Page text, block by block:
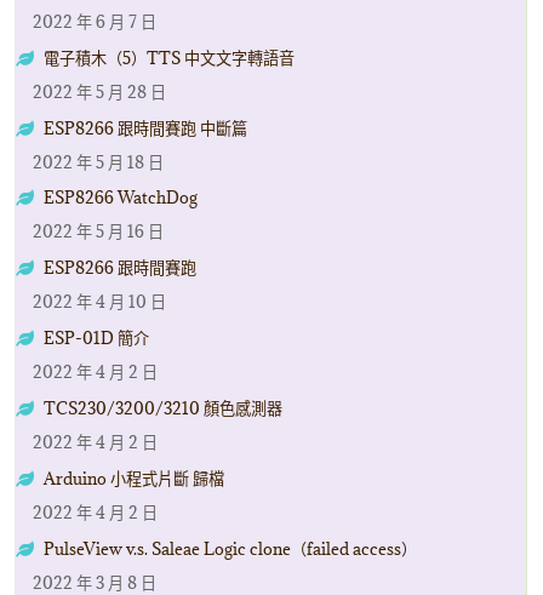
2022 年 6 月 7 日
電子積木（5）TTS 中文文字轉語音
2022 年 5 月 28 日
ESP8266 跟時間賽跑 中斷篇
2022 年 5 月 18 日
ESP8266 WatchDog
2022 年 5 月 16 日
ESP8266 跟時間賽跑
2022 年 4 月 10 日
ESP-01D 簡介
2022 年 4 月 2 日
TCS230/3200/3210 顏色感測器
2022 年 4 月 2 日
Arduino 小程式片斷 歸檔
2022 年 4 月 2 日
PulseView v.s. Saleae Logic clone（failed access）
2022 年 3 月 8 日